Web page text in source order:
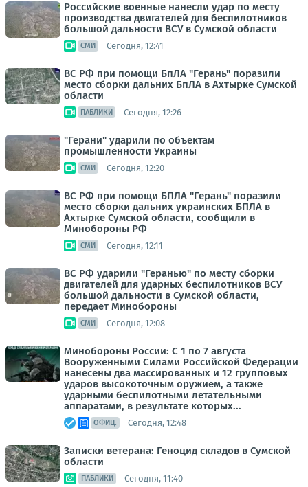
Российские военные нанесли удар по месту
производства двигателей для беспилотников
большой дальности ВСУ в Сумской области
СМИ Сегодня, 12:41
ВС РФ при помощи БпЛА "Герань" поразили
место сборки дальних БпЛА в Ахтырке Сумской
области
ПАБЛИКИ Сегодня, 12:26
"Герани" ударили по объектам
промышленности Украины
СМИ Сегодня, 12:20
ВС РФ при помощи БПЛА "Герань" поразили
место сборки дальних украинских БПЛА в
Ахтырке Сумской области, сообщили в
Минобороны РФ
СМИ Сегодня, 12:11
ВС РФ ударили "Геранью" по месту сборки
двигателей для ударных беспилотников ВСУ
большой дальности в Сумской области,
передает Минобороны
СМИ Сегодня, 12:08
Минобороны России: С 1 по 7 августа
Вооруженными Силами Российской Федерации
нанесены два массированных и 12 групповых
ударов высокоточным оружием, а также
ударными беспилотными летательными
аппаратами, в результате которых...
ОФИЦ. Сегодня, 12:48
Записки ветерана: Геноцид складов в Сумской
области
ПАБЛИКИ Сегодня, 11:40